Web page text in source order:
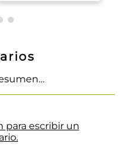
para escribir un